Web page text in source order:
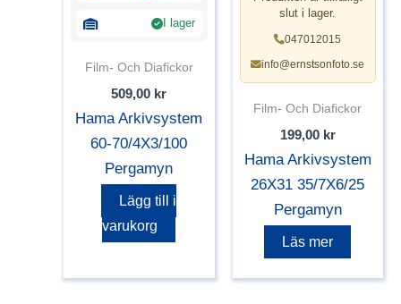
I lager
Film- Och Diafickor
509,00 kr
Hama Arkivsystem
60-70/4X3/100
Pergamyn
Lägg till i
varukorg
slut i lager.
047012015
info@ernstsonfoto.se
Film- Och Diafickor
199,00 kr
Hama Arkivsystem
26X31 35/7X6/25
Pergamyn
Läs mer